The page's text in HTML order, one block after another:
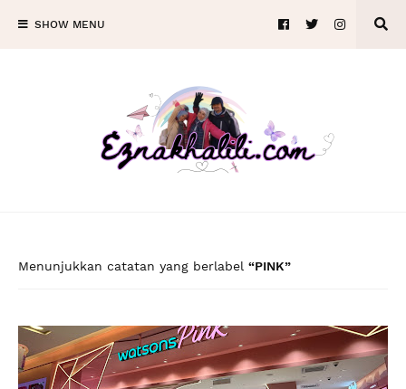
SHOW MENU
Menunjukkan catatan yang berlabel PINK